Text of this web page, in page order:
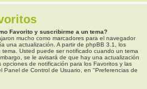
Favorito y suscribirme a un tema?
mucho como marcadores para el navegador
una actualización. A partir de phpBB 3.1, los
Usted puede ser notificado cuando un tema
se le avisará de que hay una actualización
de notificación para los Favoritos y las
Panel de Control de Usuario, en "Preferencias de